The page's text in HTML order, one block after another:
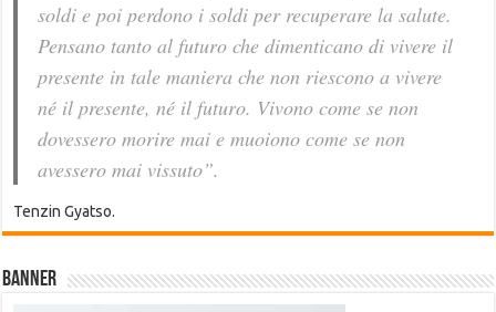
soldi e poi perdono i soldi per recuperare la salute.
Pensano tanto al futuro che dimenticano di vivere il
presente in tale maniera che non riescono a vivere
né il presente, né il futuro. Vivono come se non
dovessero morire mai e muoiono come se non
avessero mai vissuto”.
Tenzin Gyatso.
Banner